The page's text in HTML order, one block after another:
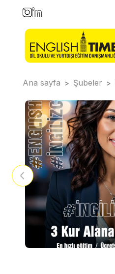
Ana sayfa > Şubeler >